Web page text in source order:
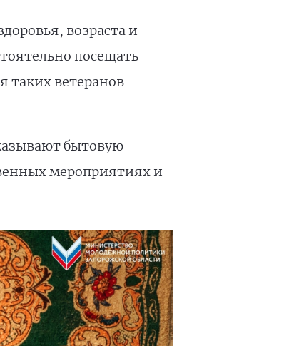
возраста и
посещать
таких ветеранов
бытовую
мероприятиях и